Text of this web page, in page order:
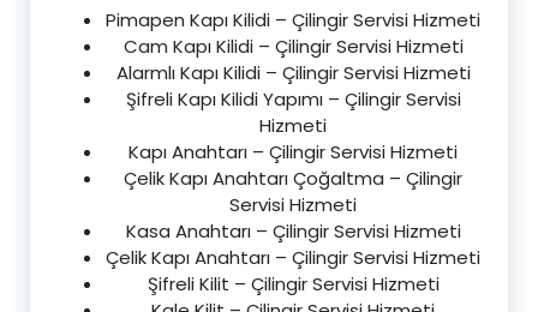
Pimapen Kapı Kilidi – Çilingir Servisi Hizmeti
Cam Kapı Kilidi – Çilingir Servisi Hizmeti
Alarmlı Kapı Kilidi – Çilingir Servisi Hizmeti
Şifreli Kapı Kilidi Yapımı – Çilingir Servisi
Hizmeti
Kapı Anahtarı – Çilingir Servisi Hizmeti
Çelik Kapı Anahtarı Çoğaltma – Çilingir
Servisi Hizmeti
Kasa Anahtarı – Çilingir Servisi Hizmeti
Çelik Kapı Anahtarı – Çilingir Servisi Hizmeti
Şifreli Kilit – Çilingir Servisi Hizmeti